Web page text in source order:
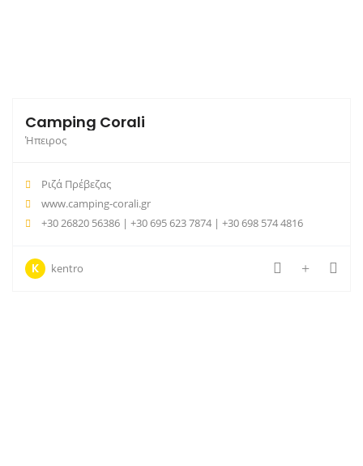
Camping Corali
Ήπειρος
Ριζά Πρέβεζας
www.camping-corali.gr
+30 26820 56386 | +30 695 623 7874 | +30 698 574 4816
K kentro